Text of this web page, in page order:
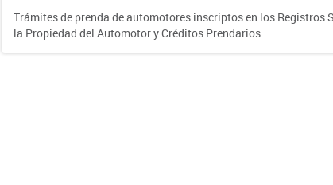
Trámites de prenda de automotores inscriptos en los Registros
la Propiedad del Automotor y Créditos Prendarios.